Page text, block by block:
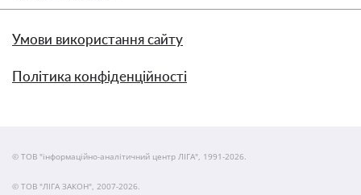
Умови використання сайту
Політика конфіденційності
© ТОВ "інформаційно-аналітичний центр ЛІГА", 1991-2026.
© ТОВ "ЛІГА ЗАКОН", 2007-2026.